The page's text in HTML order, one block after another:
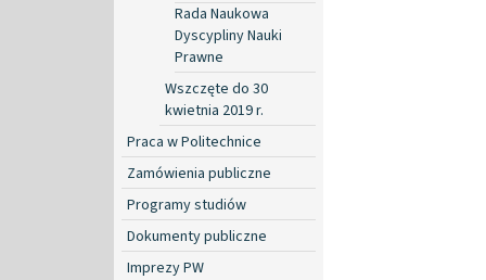
Rada Naukowa
Dyscypliny Nauki
Prawne
Wszczęte do 30
kwietnia 2019 r.
Praca w Politechnice
Zamówienia publiczne
Programy studiów
Dokumenty publiczne
Imprezy PW